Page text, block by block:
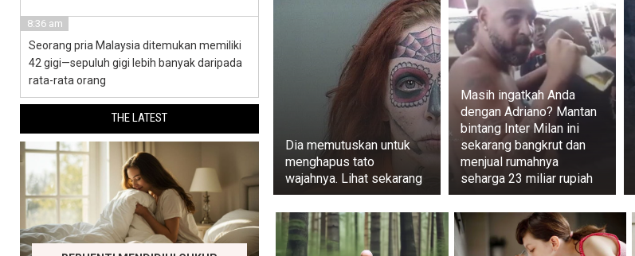
Dia memutuskan untuk
menghapus tato
wajahnya. Lihat sekarang
Masih ingatkah Anda
dengan Adriano? Mantan
bintang Inter Milan ini
sekarang bangkrut dan
menjual rumahnya
seharga 23 miliar rupiah
8:36 am
Seorang pria Malaysia ditemukan memiliki
42 gigi—sepuluh gigi lebih banyak daripada
rata-rata orang
THE LATEST